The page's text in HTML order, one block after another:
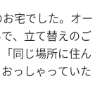
宅でした。オー
、立て替えのご
同じ場所に住ん
っしゃっていた